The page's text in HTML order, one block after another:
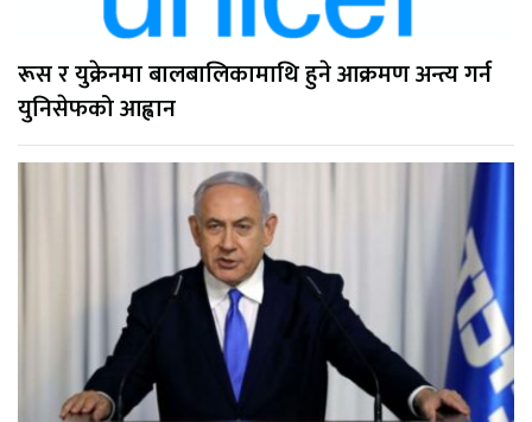
रूस र युक्रेनमा बालबालिकामाथि हुने आक्रमण अन्त्य गर्न
युनिसेफको आह्वान